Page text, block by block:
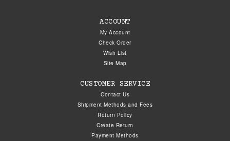
ACCOUNT
My Account
Check Order
Wish List
Site Map
CUSTOMER SERVICE
Contact Us
Shipment Methods and Fees
Return Policy
Create Return
Payment Methods